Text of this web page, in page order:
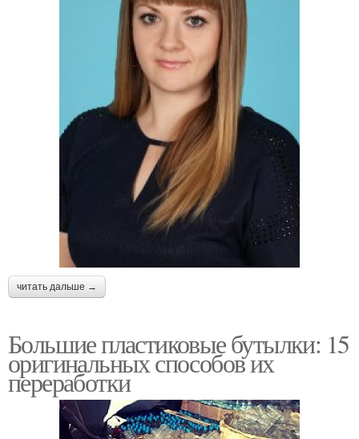
читать дальше →
Большие пластиковые бутылки: 15
оригинальных способов их
переработки